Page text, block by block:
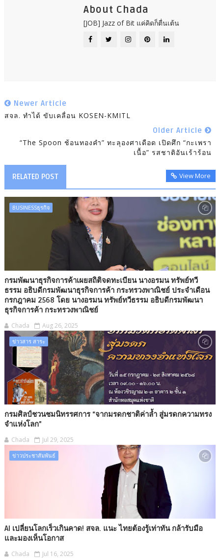
About Chada
[JOB] Jazz of Bit แค่คิดก็ตื่นเต้น
Newer Article
สจล. ทำได้ ขับเคลื่อน KOSEN-KMITL
Older Article
“The Spoon ช้อนทองคำ” ทะลุองศาเดือด เปิดศึก “กะเพรา
เนื้อ” รสชาติอันเร้าร้อน
RELATED POST View More
BUSINESSธุรกิจ
กรมพัฒนาธุรกิจการค้าเผยสถิติจดทะเบียน นางอรมน ทรัพย์ทวี
ธรรม อธิบดีกรมพัฒนาธุรกิจการค้า กระทรวงพาณิชย์ ประจำเดือน
กรกฎาคม 2568 โดย นางอรมน ทรัพย์ทวีธรรม อธิบดีกรมพัฒนา
ธุรกิจการค้า กระทรวงพาณิชย์
Chada Aug 26, 2025
ข่าวสาร สาระ
กรมศิลป์ชวนชมนิทรรศการ “จากมรดกชาติค่าล้ำ สู่มรดกความทรง
จำแห่งโลก”
Chada Jul 29, 2025
ข่าวประชาสัมพันธ์
AI เปลี่ยนโลกเร็วเกินคาด! สจล. แนะ ไทยต้องรู้เท่าทัน กล้ารับมือ
และมองเห็นโอกาส
Chada Jul 16, 2025